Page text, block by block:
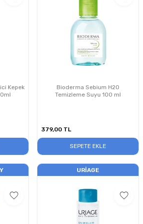
Kepek
Bioderma Sebium H2O
Temizleme Suyu 100 ml
379,00 TL
SEPETE EKLE
URIAGE